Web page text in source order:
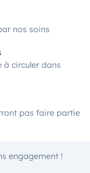
nos soins
à circuler dans
pas faire partie
engagement !